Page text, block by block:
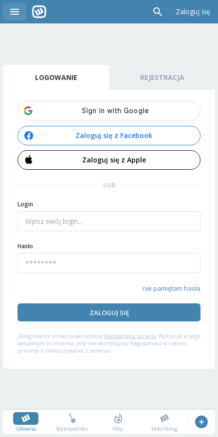
Zaloguj się
LOGOWANIE REJESTRACJA
Zaloguj się z Facebook
Zaloguj się z Apple
LUB
Login
Hasło
nie pamiętam hasła
ZALOGUJ SIĘ
Zalogowanie oznacza akceptację Regulaminu serwisu Wykop.pl w jego
aktualnym brzmieniu. Jeśli nie akceptujesz Regulaminu w całości,
prosimy o niekorzystanie z serwisu.
Główna Wykopalisko Hity Mikroblog